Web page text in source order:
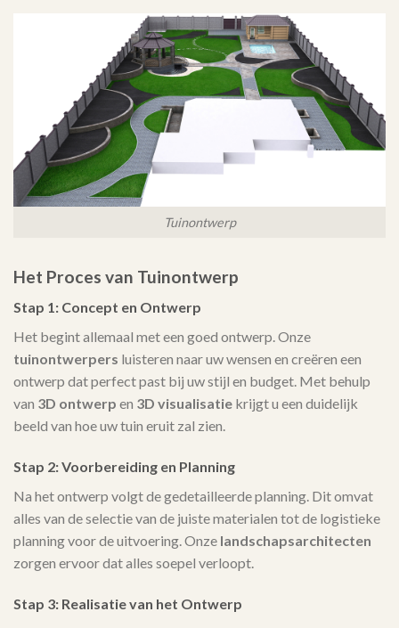
Tuinontwerp
Het Proces van Tuinontwerp
Stap 1: Concept en Ontwerp
Het begint allemaal met een goed ontwerp. Onze
tuinontwerpers luisteren naar uw wensen en creëren een
ontwerp dat perfect past bij uw stijl en budget. Met behulp
van 3D ontwerp en 3D visualisatie krijgt u een duidelijk
beeld van hoe uw tuin eruit zal zien.
Stap 2: Voorbereiding en Planning
Na het ontwerp volgt de gedetailleerde planning. Dit omvat
alles van de selectie van de juiste materialen tot de logistieke
planning voor de uitvoering. Onze landschapsarchitecten
zorgen ervoor dat alles soepel verloopt.
Stap 3: Realisatie van het Ontwerp